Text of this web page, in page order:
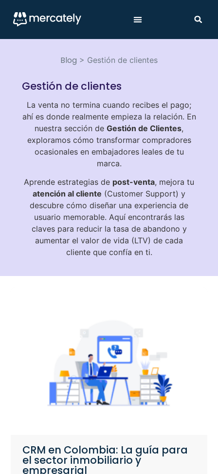
Blog > Gestión de clientes
Gestión de clientes
La venta no termina cuando recibes el pago;
ahí es donde realmente empieza la relación. En
nuestra sección de Gestión de Clientes,
exploramos cómo transformar compradores
ocasionales en embajadores leales de tu
marca.
Aprende estrategias de post-venta, mejora tu
atención al cliente (Customer Support) y
descubre cómo diseñar una experiencia de
usuario memorable. Aquí encontrarás las
claves para reducir la tasa de abandono y
aumentar el valor de vida (LTV) de cada
cliente que confía en ti.
CRM en Colombia: La guía para
el sector inmobiliario y
empresarial